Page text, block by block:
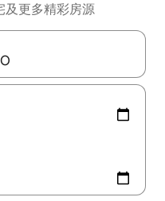
及更多精彩房源
查看，或通过点击或滑动手势